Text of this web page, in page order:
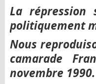
La répression
politiquement
Nous
camarade
novembre 1990.